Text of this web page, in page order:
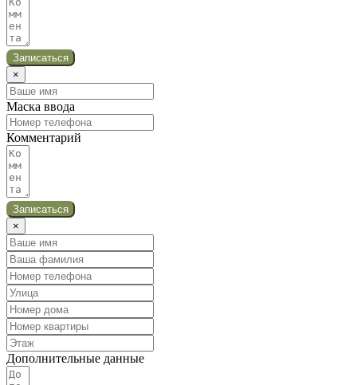
Записаться
×
Маска ввода
Комментарий
Записаться
×
Дополнительные данные